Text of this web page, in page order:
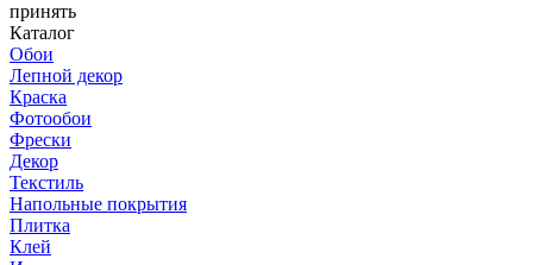
принять
Каталог
Обои
Лепной декор
Краска
Фотообои
Фрески
Декор
Текстиль
Напольные покрытия
Плитка
Клей